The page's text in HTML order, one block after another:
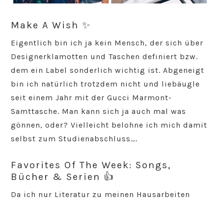
Make A Wish ✨
Eigentlich bin ich ja kein Mensch, der sich über
Designerklamotten und Taschen definiert bzw.
dem ein Label sonderlich wichtig ist. Abgeneigt
bin ich natürlich trotzdem nicht und liebäugle
seit einem Jahr mit der Gucci Marmont-
Samttasche. Man kann sich ja auch mal was
gönnen, oder? Vielleicht belohne ich mich damit
selbst zum Studienabschluss….
Favorites Of The Week: Songs,
Bücher & Serien 👍
Da ich nur Literatur zu meinen Hausarbeiten